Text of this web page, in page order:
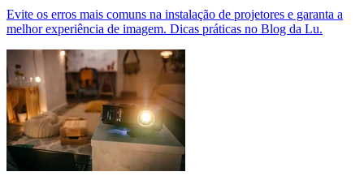
Evite os erros mais comuns na instalação de projetores e garanta a
melhor experiência de imagem. Dicas práticas no Blog da Lu.